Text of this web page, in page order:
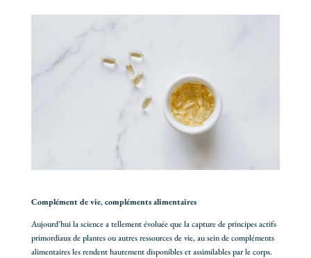
Complément de vie,compléments alimentaires
Aujourd’hui la science a tellement évoluée que la capture de principes actifs
primordiaux de plantes ou autres ressources de vie, au sein de compléments
alimentaires les rendent hautement disponibles et assimilables par le corps.